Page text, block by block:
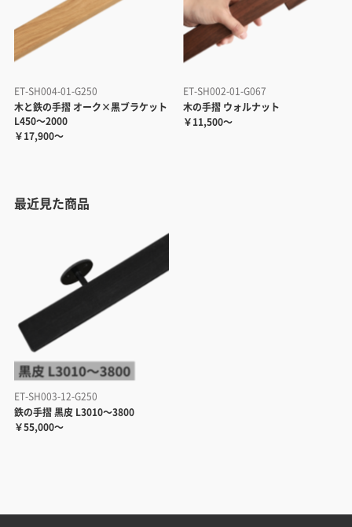
ET-SH004-01-G250
木と鉄の手摺 オーク×黒ブラケット
L450～2000
￥17,900～
ET-SH002-01-G067
木の手摺 ウォルナット
￥11,500～
最近見た商品
ET-SH003-12-G250
鉄の手摺 黒皮 L3010～3800
￥55,000～